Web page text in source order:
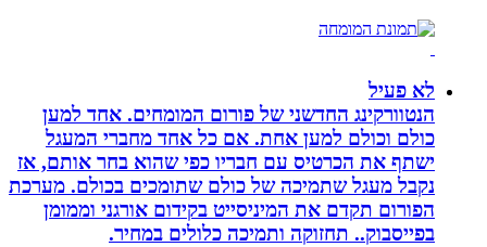
לא פעיל
הנטוורקינג החדשני של פורום המומחים. אחד למען
כולם וכולם למען אחת. אם כל אחד מחברי המעגל
ישתף את הכרטיס עם חבריו כפי שהוא בחר אותם, אז
נקבל מעגל שתמיכה של כולם שתומכים בכולם. מערכת
הפורום תקדם את המיניסייט בקידום אורגני וממומן
בפייסבוק.. תחזוקה ותמיכה כלולים במחיר.